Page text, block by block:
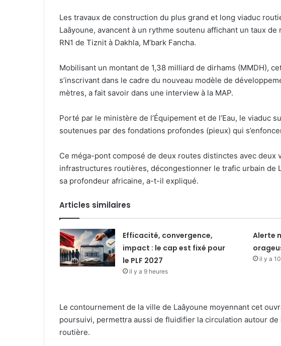
Les travaux de construction du plus grand et long viaduc
Laâyoune, avancent à un rythme soutenu affichant un taux
RN1 de Tiznit à Dakhla, M’bark Fancha.
Mobilisant un montant de 1,38 milliard de dirhams (MMDH),
s’inscrivant dans le cadre du nouveau modèle de
mètres, a fait savoir dans une interview à la MAP.
Porté par le ministère de l’Équipement et de l’Eau, le viaduc
soutenues par des fondations profondes (pieux) qui
Ce méga-pont composé de deux routes distinctes avec
infrastructures routières, décongestionner le trafic urbain de
sa profondeur africaine, a-t-il expliqué.
Articles similaires
Efficacité, convergence,
impact : le cap est fixé pour
le PLF 2027
il y a 9 heures
Alerte
il y a
Le contournement de la ville de Laâyoune moyennant cet
poursuivi, permettra aussi de fluidifier la circulation autour de
routière.